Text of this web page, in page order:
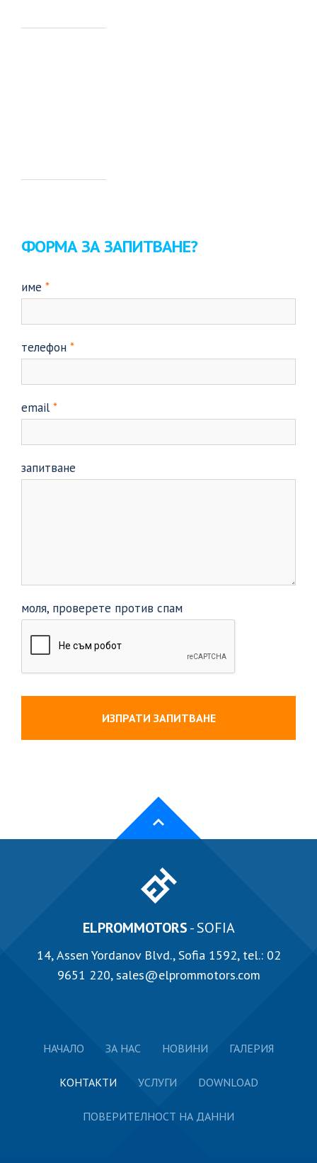
ФОРМА ЗА ЗАПИТВАНЕ?
име *
телефон *
email *
запитване
моля, проверете против спам
ИЗПРАТИ ЗАПИТВАНЕ
ELPROMMOTORS- SOFIA
14, Аssen Yordanov Blvd., Sofia 1592, tel.: 02
9651 220,sales@elprommotors.com
НАЧАЛО ЗА НАС НОВИНИ ГАЛЕРИЯ
КОНТАКТИ УСЛУГИ DOWNLOAD
ПОВЕРИТЕЛНОСТ НА ДАННИ